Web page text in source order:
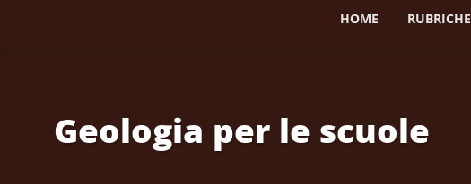
HOME RUBRICHE
Geologia per le scuole